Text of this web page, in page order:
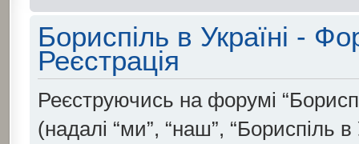
Бориспіль в Україні -
Реєстрація
Реєструючись на форумі
(надалі “ми”, “наш”, “Бориспіль